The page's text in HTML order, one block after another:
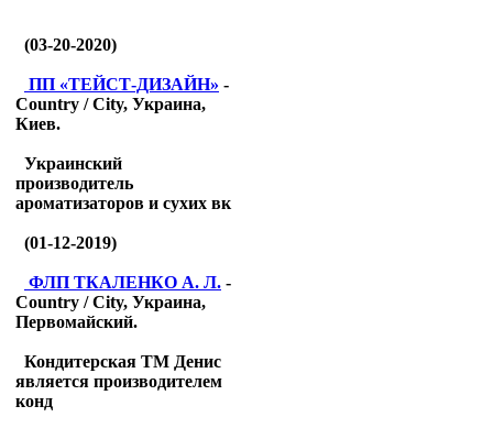
(03-20-2020)
ПП «ТЕЙСТ-ДИЗАЙН» -
Country / City, Украина,
Киев.
Украинский
производитель
ароматизаторов и сухих вк
(01-12-2019)
ФЛП ТКАЛЕНКО А. Л. -
Country / City, Украина,
Первомайский.
Кондитерская ТМ Денис
является производителем
конд